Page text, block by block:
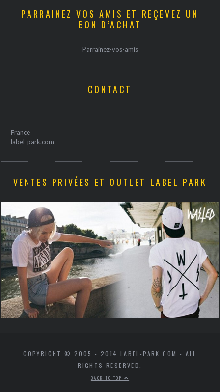
PARRAINEZ VOS AMIS ET REÇEVEZ UN
BON D’ACHAT
Parrainez-vos-amis
CONTACT
France
label-park.com
VENTES PRIVÉES ET OUTLET LABEL PARK
COPYRIGHT © 2005 - 2014 LABEL-PARK.COM - ALL
RIGHTS RESERVED.
BACK TO TOP